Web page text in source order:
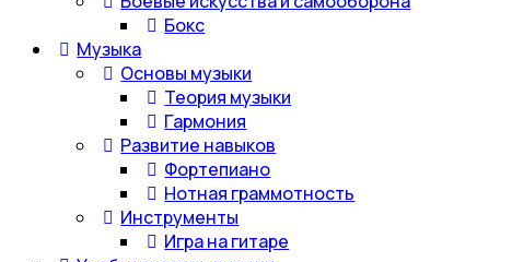
Бокс
Музыка
Основы музыки
Теория музыки
Гармония
Развитие навыков
Фортепиано
Нотная граммотность
Инструменты
Игра на гитаре